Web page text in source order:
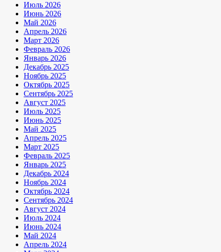
Июль 2026
Июнь 2026
Май 2026
Апрель 2026
Март 2026
Февраль 2026
Январь 2026
Декабрь 2025
Ноябрь 2025
Октябрь 2025
Сентябрь 2025
Август 2025
Июль 2025
Июнь 2025
Май 2025
Апрель 2025
Март 2025
Февраль 2025
Январь 2025
Декабрь 2024
Ноябрь 2024
Октябрь 2024
Сентябрь 2024
Август 2024
Июль 2024
Июнь 2024
Май 2024
Апрель 2024